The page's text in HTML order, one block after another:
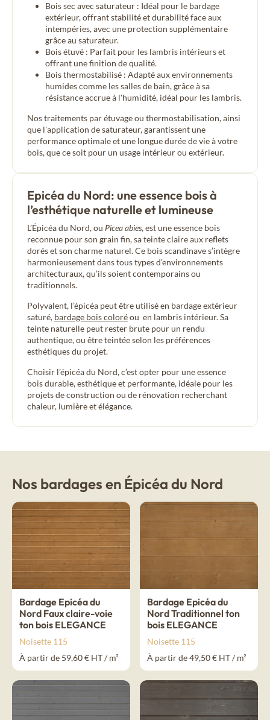
Bois sec avec saturateur : Idéal pour le bardage
extérieur, offrant stabilité et durabilité face aux
intempéries, avec une protection supplémentaire
grâce au saturateur.
Bois étuvé : Parfait pour les lambris intérieurs et
offrant une finition de qualité.
Bois thermostabilisé : Adapté aux environnements
humides comme les salles de bain, grâce à sa
résistance accrue à l'humidité, idéal pour les lambris.
Nos traitements par étuvage ou thermostabilisation, ainsi
que l'application de saturateur, garantissent une
performance optimale et une longue durée de vie à votre
bois, que ce soit pour un usage intérieur ou extérieur.
Epicéa du Nord: une essence bois à
l’esthétique naturelle et lumineuse
L’Épicéa du Nord, ou Picea abies, est une essence bois
reconnue pour son grain fin, sa teinte claire aux reflets
dorés et son charme naturel. Ce bois scandinave s’intègre
harmonieusement dans tous types d’environnements
architecturaux, qu’ils soient contemporains ou
traditionnels.
Polyvalent, l’épicéa peut être utilisé en bardage extérieur
saturé, bardage bois coloréou en lambris intérieur. Sa
teinte naturelle peut rester brute pour un rendu
authentique, ou être teintée selon les préférences
esthétiques du projet.
Choisir l’épicéa du Nord, c’est opter pour une essence
bois durable, esthétique et performante, idéale pour les
projets de construction ou de rénovation recherchant
chaleur, lumière et élégance.
Nos bardages en Épicéa du Nord
Bardage Epicéa du
Nord Faux claire-voie
ton bois ELEGANCE
Noisette 115
À partir de 59,60 € HT / m²
Bardage Epicéa du
Nord Traditionnel ton
bois ELEGANCE
Noisette 115
À partir de 49,50 € HT / m²